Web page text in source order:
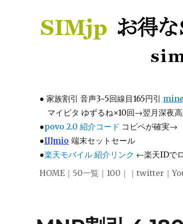
● 家族割引 音声3~5回線目165円引
マイピタ ゆずるね×10回→翌月深夜
●povo 2.0 紹介コード コピペが確実→
●IIJmio 端末セットセール
●楽天モバイル 紹介リンク ←楽天IDで
HOME ｜ 50一覧 ｜ 100 ｜｜ twitter ｜